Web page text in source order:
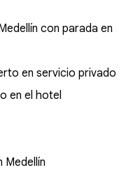
con parada en
en servicio privado
en el hotel
Medellín